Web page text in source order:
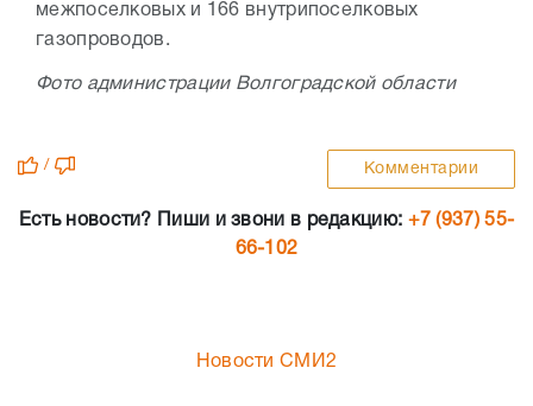
межпоселковых и 166 внутрипоселковых
газопроводов.
Фото администрации Волгоградской области
/ Комментарии
Есть новости? Пиши и звони в редакцию: +7 (937) 55-
66-102
Новости СМИ2